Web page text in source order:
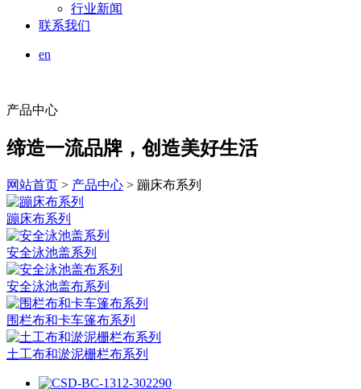
行业新闻
联系我们
en
产品中心
缔造一流品牌，创造美好生活
网站首页 > 产品中心 > 蹦床布系列
蹦床布系列
安全泳池盖系列
安全泳池盖布系列
围栏布和卡车篷布系列
土工布和淤泥栅栏布系列